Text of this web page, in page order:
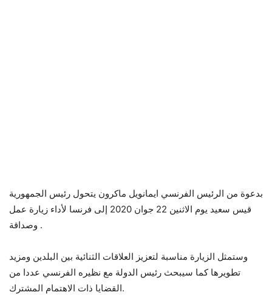
بدعوة من الرئيس الفرنسي ايمانويل ماكرون يتحول رئيس الجمهورية
قيس سعيد يوم الاثنين 22 جوان 2020 إلى فرنسا لأداء زيارة عمل
وصداقة .
وستمثل الزيارة مناسبة لتعزيز العلاقات الثنائية بين البلدين ومزيد
تطويرها كما سيبحث رئيس الدولة مع نظيره الفرنسي عددا من
القضايا ذات الاهتمام المشترك.